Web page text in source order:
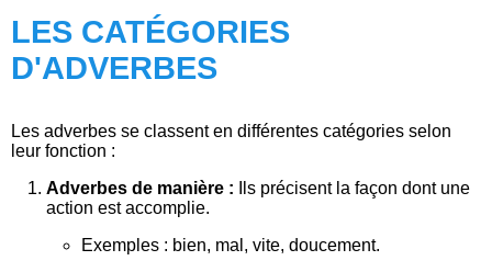
LES CATÉGORIES
D'ADVERBES
Les adverbes se classent en différentes catégories selon
leur fonction :
Adverbes de manière : Ils précisent la façon dont une
action est accomplie.
Exemples : bien, mal, vite, doucement.